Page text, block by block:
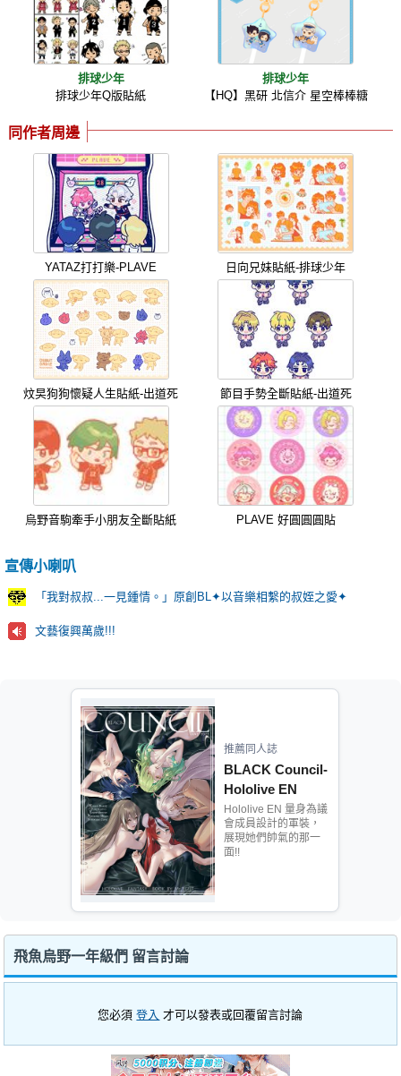
排球少年
排球少年Q版貼紙
排球少年
【HQ】黑研 北信介 星空棒棒糖
同作者周邊
YATAZ打打樂-PLAVE 日向兄妹貼紙-排球少年
炆旲狗狗懷疑人生貼紙-出道死 節目手勢全斷貼紙-出道死
烏野音駒牽手小朋友全斷貼紙 PLAVE 好圓圓圓貼
宣傳小喇叭
「我對叔叔...一見鍾情。」原創BL✦以音樂相繫的叔姪之愛✦
文藝復興萬歲!!!
推薦同人誌
BLACK Council-
Hololive EN
Hololive EN 量身為議
會成員設計的軍裝，
展現她們帥氣的那一
面!!
飛魚烏野一年級們 留言討論
您必須登入 才可以發表或回覆留言討論